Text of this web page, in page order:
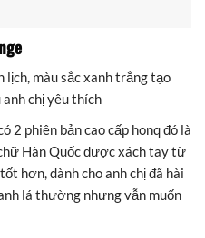
màu sắc xanh trắng tạo
chị yêu thích
2 phiên bản cao cấp honq đó là
Hàn Quốc được xách tay từ
hơn, dành cho anh chị đã hài
lá thường nhưng vẫn muốn